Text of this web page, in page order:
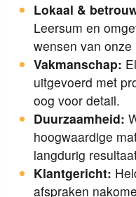
Lokaal &
Leersum en
wensen van onze
Vakmanschap:
uitgevoerd met
oog voor detail.
Duurzaamheid:
hoogwaardige
langdurig
Klantgericht:
afspraken